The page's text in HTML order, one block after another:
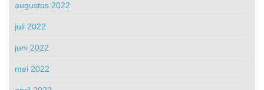
augustus 2022
juli 2022
juni 2022
mei 2022